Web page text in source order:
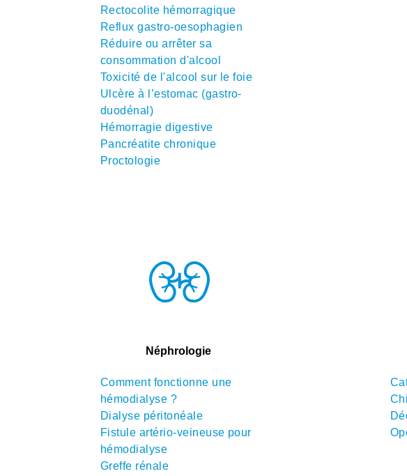
Rectocolite hémorragique
Reflux gastro-oesophagien
Réduire ou arrêter sa
consommation d'alcool
Toxicité de l'alcool sur le foie
Ulcère à l’estomac (gastro-
duodénal)
Hémorragie digestive
Pancréatite chronique
Proctologie
Néphrologie
Comment fonctionne une
hémodialyse ?
Dialyse péritonéale
Fistule artério-veineuse pour
hémodialyse
Greffe rénale